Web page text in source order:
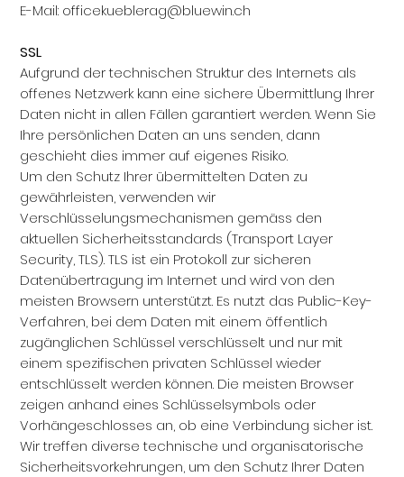
E-Mail: officekueblerag@bluewin.ch
SSL
Aufgrund der technischen Struktur des Internets als
offenes Netzwerk kann eine sichere Übermittlung Ihrer
Daten nicht in allen Fällen garantiert werden. Wenn Sie
Ihre persönlichen Daten an uns senden, dann
geschieht dies immer auf eigenes Risiko.
Um den Schutz Ihrer übermittelten Daten zu
gewährleisten, verwenden wir
Verschlüsselungsmechanismen gemäss den
aktuellen Sicherheitsstandards (Transport Layer
Security, TLS). TLS ist ein Protokoll zur sicheren
Datenübertragung im Internet und wird von den
meisten Browsern unterstützt. Es nutzt das Public-Key-
Verfahren, bei dem Daten mit einem öffentlich
zugänglichen Schlüssel verschlüsselt und nur mit
einem spezifischen privaten Schlüssel wieder
entschlüsselt werden können. Die meisten Browser
zeigen anhand eines Schlüsselsymbols oder
Vorhängeschlosses an, ob eine Verbindung sicher ist.
Wir treffen diverse technische und organisatorische
Sicherheitsvorkehrungen, um den Schutz Ihrer Daten